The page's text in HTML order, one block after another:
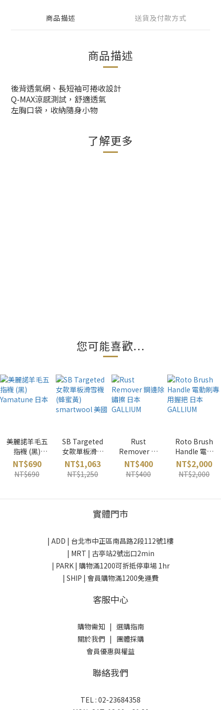
商品描述 送貨及付款方式
商品描述
後背透氣網、長短袖可捲收設計
Q-MAX涼感測試，舒適透氣
左胸口袋，收納隨身小物
了解更多
您可能喜歡...
美麗諾羊毛五
指襪 (黑)
Yamatune 日
本
NT$690
NT$690
SB Targeted
女款單板滑雪
襪 (蜂蜜黃)
smartwool
美國
NT$1,063
NT$1,250
Rust
Remover 鋼
邊除鏽擦 日本
GALLIUM
NT$400
NT$400
Roto Brush
Handle 電動
刷專用握把 日
本 GALLIUM
NT$2,000
NT$2,000
實體門市
| ADD | 台北市中正區南昌路2段112號1樓
| MRT | 古亭站2號出口2min
| PARK | 購物滿1200可折抵停車場 1hr
| SHIP | 會員購物滿1200免運費
客服中心
購物需知| 選購指南
關於我們| 團體採購
會員優惠與權益
聯絡我們
TEL : 02-23684358